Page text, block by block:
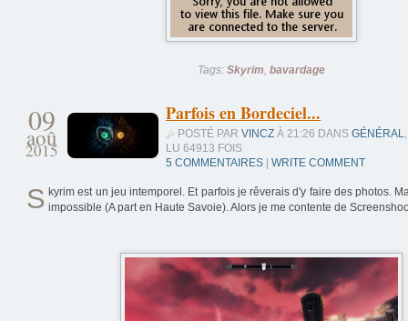
Tags: Skyrim, bavardage
09
aoû
2015
Parfois en Bordeciel...
POSTÉ PAR VINCZ À 21:26 DANS GÉNÉRAL,
LU 64913 FOIS
5 COMMENTAIRES
WRITE COMMENT
S kyrim est un jeu intemporel. Et parfois je rêverais d'y faire des photos.
impossible (A part en Haute Savoie). Alors je me contente de